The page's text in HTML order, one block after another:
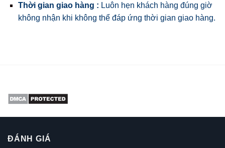
Thời gian giao hàng : Luôn hẹn khách hàng đúng giờ
không nhận khi không thể đáp ứng thời gian giao hàng.
ĐÁNH GIÁ